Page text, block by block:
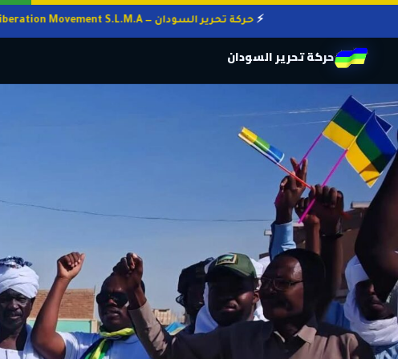
حركة تحرير السودان — Sudan Liberation Movement S.L.M.A
حركة تحرير السودان